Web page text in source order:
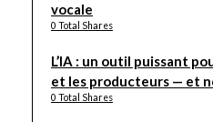
vocale
0 Total Shares
L’IA : un outil puissant
et les producteurs — et
0 Total Shares